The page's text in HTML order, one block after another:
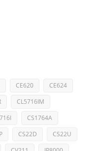
CE620
CE624
CL5716IM
CS1764A
CS22D
CS22U